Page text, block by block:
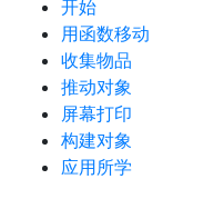
开始
用函数移动
收集物品
推动对象
屏幕打印
构建对象
应用所学